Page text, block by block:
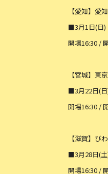
【愛知】愛
■3月1日(日)
開場16:30 /
【宮城】東
■3月22日(
開場16:30 /
【滋賀】び
■3月28日(
開場16:30 /